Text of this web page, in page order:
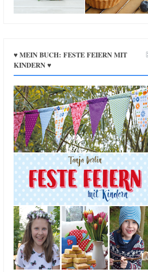
♥ MEIN BUCH: FESTE FEIERN MIT
KINDERN ♥